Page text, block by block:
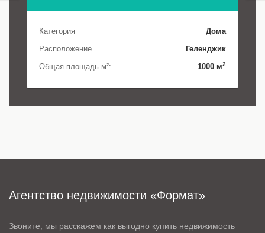
Категория
Дома
Расположение
Геленджик
Общая площадь м²:
1000 м2
Агентство недвижимости «Формат»
Звоните, мы расскажем как выгодно купить недвижимость